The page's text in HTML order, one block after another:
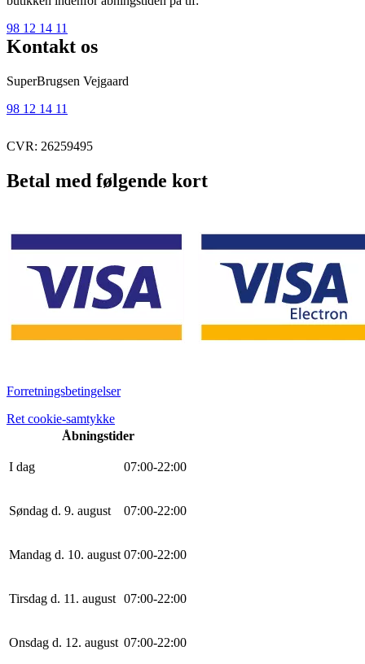
98 12 14 11
Kontakt os
SuperBrugsen Vejgaard
98 12 14 11
CVR: 26259495
Betal med følgende kort
Forretningsbetingelser
Ret cookie-samtykke
Åbningstider
I dag 07:00-22:00
Søndag d. 9. august 07:00-22:00
Mandag d. 10. august 07:00-22:00
Tirsdag d. 11. august 07:00-22:00
Onsdag d. 12. august 07:00-22:00